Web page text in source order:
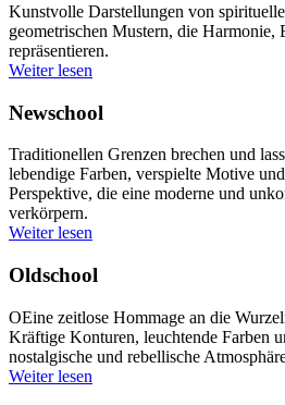
Kunstvolle Darstellungen von
geometrischen Mustern, die Harmonie,
repräsentieren.
Weiter lesen
Newschool
Traditionellen Grenzen brechen und
lebendige Farben, verspielte Motive
Perspektive, die eine moderne und
verkörpern.
Weiter lesen
Oldschool
OEine zeitlose Hommage an die
Kräftige Konturen, leuchtende Farben
nostalgische und rebellische
Weiter lesen